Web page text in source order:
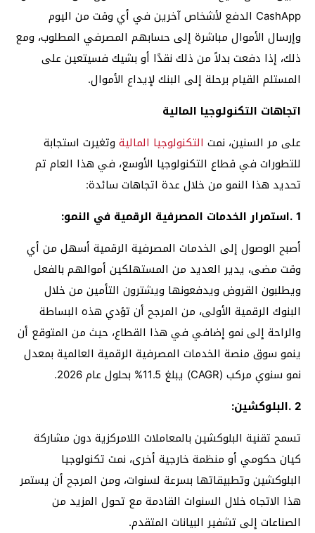
CashApp الدفع لأشخاص آخرين في أي وقت من اليوم
وإرسال الأموال مباشرة إلى حسابهم المصرفي المطلوب، ومع
ذلك، إذا دفعت بدلاً من ذلك نقدًا أو بشيك فسيتعين على
المستلم القيام برحلة إلى البنك لإيداع الأموال.
اتجاهات التكنولوجيا المالية
على مر السنين، نمت التكنولوجيا المالية وتغيرت استجابة
للتطورات في قطاع التكنولوجيا الأوسع، في هذا العام تم
تحديد هذا النمو من خلال عدة اتجاهات سائدة:
1 .استمرار الخدمات المصرفية الرقمية في النمو:
أصبح الوصول إلى الخدمات المصرفية الرقمية أسهل من أي
وقت مضى، يدير العديد من المستهلكين أموالهم بالفعل
ويطلبون القروض ويدفعونها ويشترون التأمين من خلال
البنوك الرقمية الأولى، من المرجح أن تؤدي هذه البساطة
والراحة إلى نمو إضافي في هذا القطاع، حيث من المتوقع أن
ينمو سوق منصة الخدمات المصرفية الرقمية العالمية بمعدل
نمو سنوي مركب (CAGR) يبلغ 11.5% بحلول عام 2026.
2 .البلوكشين:
تسمح تقنية البلوكشين بالمعاملات اللامركزية دون مشاركة
كيان حكومي أو منظمة خارجية أخرى، نمت تكنولوجيا
البلوكشين وتطبيقاتها بسرعة لسنوات، ومن المرجح أن يستمر
هذا الاتجاه خلال السنوات القادمة مع تحول المزيد من
الصناعات إلى تشفير البيانات المتقدم.